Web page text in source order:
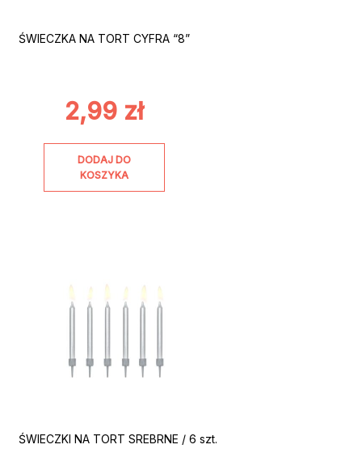
ŚWIECZKA NA TORT CYFRA “8”
2,99 zł
DODAJ DO
KOSZYKA
ŚWIECZKI NA TORT SREBRNE / 6 szt.